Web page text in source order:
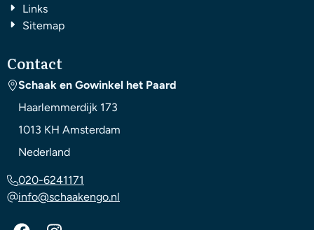
Links
Sitemap
Contact
Schaak en Gowinkel het Paard
Haarlemmerdijk 173
1013 KH Amsterdam
Nederland
020-6241171
info@schaakengo.nl